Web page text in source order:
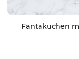
Fantakuchen